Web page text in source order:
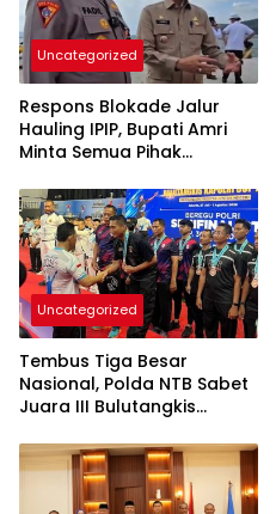
Uncategorized
Respons Blokade Jalur
Hauling IPIP, Bupati Amri
Minta Semua Pihak
Kepastian Hukum
Uncategorized
Tembus Tiga Besar
Nasional, Polda NTB Sabet
Juara III Bulutangkis